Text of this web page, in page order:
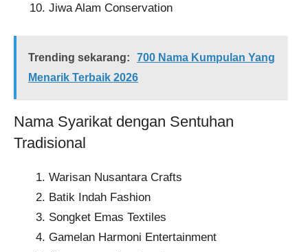
Jiwa Alam Conservation​
Trending sekarang:
700 Nama Kumpulan Yang
Menarik Terbaik 2026
Nama Syarikat dengan Sentuhan
Tradisional
Warisan Nusantara Crafts​
Batik Indah Fashion​
Songket Emas Textiles​
Gamelan Harmoni Entertainment​